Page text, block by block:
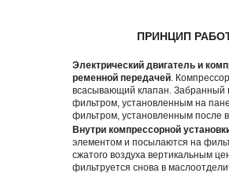
ПРИНЦИП
Электрический двигатель и
ременной передачей.
всасывающий клапан. Забранный
фильтром, установленным на
фильтром, установленным после
Внутри компрессорной
элементом и посылаются на
сжатого воздуха вертикальным
фильтруется снова в